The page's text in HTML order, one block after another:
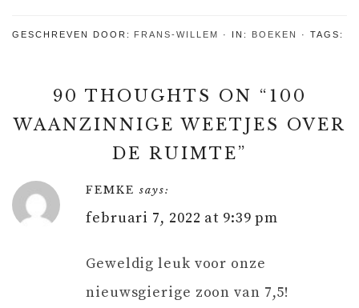
GESCHREVEN DOOR: FRANS-WILLEM IN: BOEKEN TAGS:
90 THOUGHTS ON “ 100
WAANZINNIGE WEETJES OVER
DE RUIMTE”
FEMKE says:
februari 7, 2022 at 9:39 pm
Geweldig leuk voor onze
nieuwsgierige zoon van 7,5!